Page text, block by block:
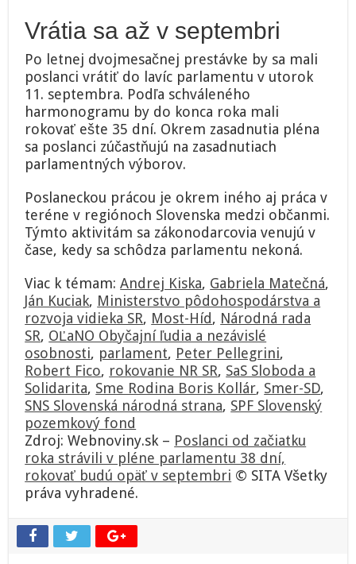
Vrátia sa až v septembri
Po letnej dvojmesačnej prestávke by sa mali
poslanci vrátiť do lavíc parlamentu v utorok
11. septembra. Podľa schváleného
harmonogramu by do konca roka mali
rokovať ešte 35 dní. Okrem zasadnutia pléna
sa poslanci zúčastňujú na zasadnutiach
parlamentných výborov.
Poslaneckou prácou je okrem iného aj práca v
teréne v regiónoch Slovenska medzi občanmi.
Týmto aktivitám sa zákonodarcovia venujú v
čase, kedy sa schôdza parlamentu nekoná.
Viac k témam:Andrej Kiska, Gabriela Matečná,
Ján Kuciak, Ministerstvo pôdohospodárstva a
rozvoja vidieka SR, Most-Híd, Národná rada
SR, OĽaNO Obyčajní ľudia a nezávislé
osobnosti, parlament, Peter Pellegrini,
Robert Fico, rokovanie NR SR, SaS Sloboda a
Solidarita, Sme Rodina Boris Kollár, Smer-SD,
SNS Slovenská národná strana, SPF Slovenský
pozemkový fond
Zdroj: Webnoviny.sk – Poslanci od začiatku
roka strávili v pléne parlamentu 38 dní,
rokovať budú opäť v septembri © SITA Všetky
práva vyhradené.